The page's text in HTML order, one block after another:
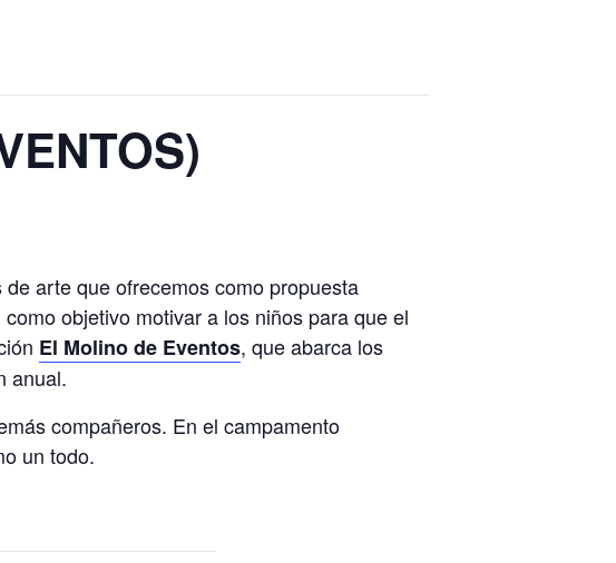
arte que ofrecemos como propuesta
objetivo motivar a los niños para que el
El Molino de Eventos, que abarca los
anual.
compañeros. En el campamento
un todo.